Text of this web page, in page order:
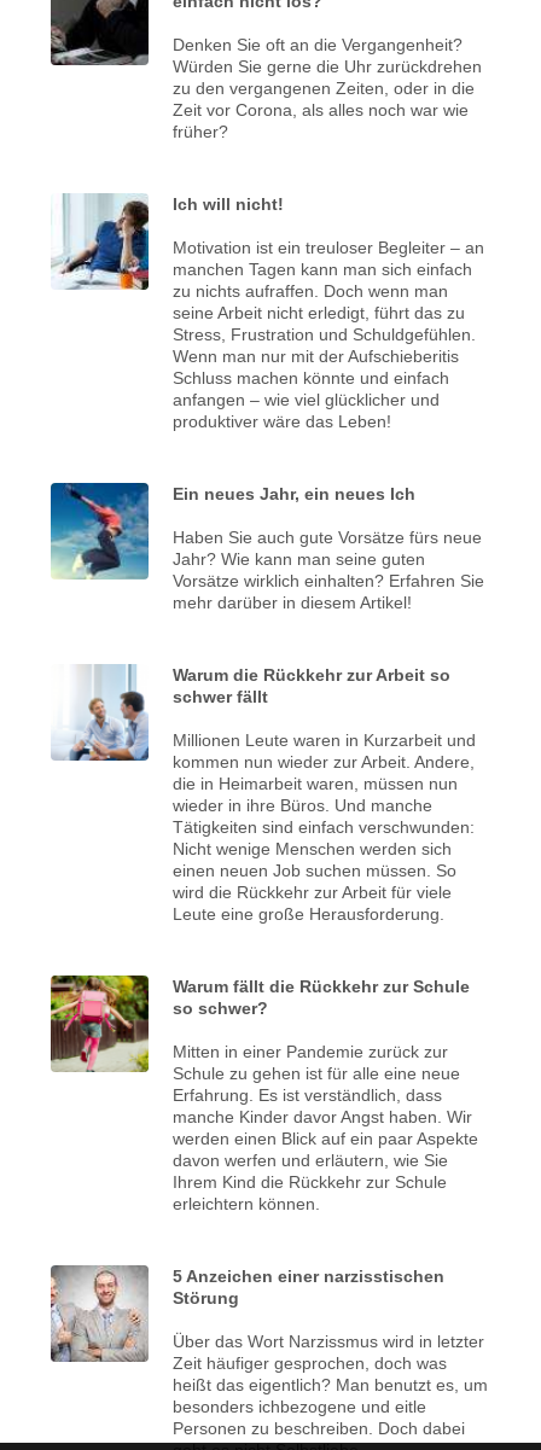
Denken Sie oft an die Vergangenheit?
Würden Sie gerne die Uhr zurückdrehen
zu den vergangenen Zeiten, oder in die
Zeit vor Corona, als alles noch war wie
früher?
Ich will nicht!
Motivation ist ein treuloser Begleiter – an
manchen Tagen kann man sich einfach
zu nichts aufraffen. Doch wenn man
seine Arbeit nicht erledigt, führt das zu
Stress, Frustration und Schuldgefühlen.
Wenn man nur mit der Aufschieberitis
Schluss machen könnte und einfach
anfangen – wie viel glücklicher und
produktiver wäre das Leben!
Ein neues Jahr, ein neues Ich
Haben Sie auch gute Vorsätze fürs neue
Jahr? Wie kann man seine guten
Vorsätze wirklich einhalten? Erfahren Sie
mehr darüber in diesem Artikel!
Warum die Rückkehr zur Arbeit so
schwer fällt
Millionen Leute waren in Kurzarbeit und
kommen nun wieder zur Arbeit. Andere,
die in Heimarbeit waren, müssen nun
wieder in ihre Büros. Und manche
Tätigkeiten sind einfach verschwunden:
Nicht wenige Menschen werden sich
einen neuen Job suchen müssen. So
wird die Rückkehr zur Arbeit für viele
Leute eine große Herausforderung.
Warum fällt die Rückkehr zur Schule
so schwer?
Mitten in einer Pandemie zurück zur
Schule zu gehen ist für alle eine neue
Erfahrung. Es ist verständlich, dass
manche Kinder davor Angst haben. Wir
werden einen Blick auf ein paar Aspekte
davon werfen und erläutern, wie Sie
Ihrem Kind die Rückkehr zur Schule
erleichtern können.
5 Anzeichen einer narzisstischen
Störung
Über das Wort Narzissmus wird in letzter
Zeit häufiger gesprochen, doch was
heißt das eigentlich? Man benutzt es, um
besonders ichbezogene und eitle
Personen zu beschreiben. Doch dabei